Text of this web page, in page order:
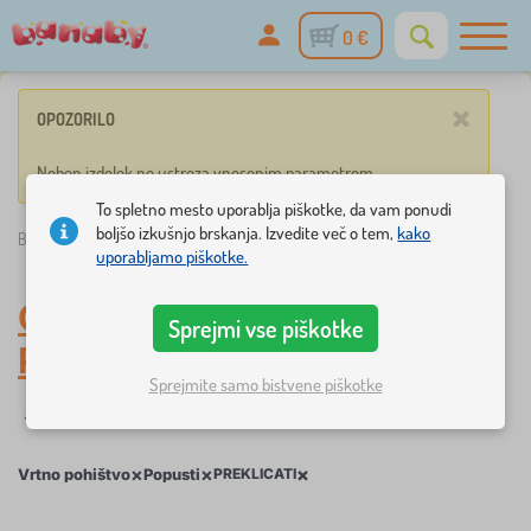
0 €
×
OPOZORILO
Noben izdelek ne ustreza vnesenim parametrom.
Banaby.si »Otroško pohištvo/Vrtno pohištvo/Popusti
Otroško vrtno pohištvo
Popusti
filtracija
Vrtno pohištvo×Popusti×PREKLICATI×
To spletno mesto uporablja piškotke, da vam ponudi
boljšo izkušnjo brskanja. Izvedite več o tem,kako
uporabljamo piškotke.
Sprejmi vse piškotke
Sprejmite samo bistvene piškotke